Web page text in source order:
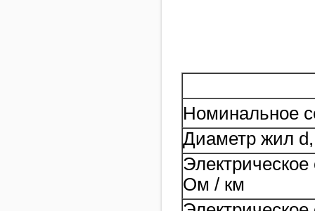
Номинальное
Диаметр жил
Ом / км